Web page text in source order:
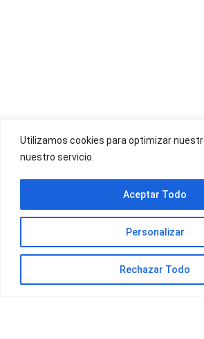
Utilizamos cookies para optimizar
nuestro servicio.
Personalizar
Rechazar Todo
Aceptar Todo